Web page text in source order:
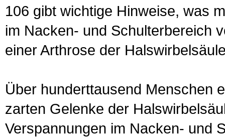
106 gibt wichtige Hinweise, was
im Nacken- und Schulterbereich
einer Arthrose der
Über hunderttausend Menschen
zarten Gelenke der
Verspannungen im Nacken- und